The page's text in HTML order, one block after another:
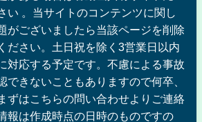
い 。当サイトのコンテンツに関し
がございましたら当該ページを削除
ださい。土日祝を除く3営業日以内
対応する予定です。不慮による事故
できないこともありますので何卒、
ずはこちらの問い合わせよりご連絡
報は作成時点の日時のものですの